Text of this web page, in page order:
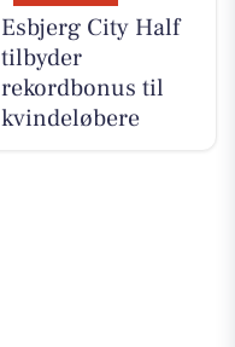
Esbjerg City Half
tilbyder
rekordbonus til
kvindeløbere